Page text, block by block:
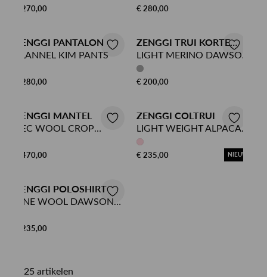
€ 270,00
€ 280,00
ZENGGI PANTALON
FLANNEL KIM PANTS
€ 280,00
ZENGGI TRUI KORTE
MOUW
LIGHT MERINO DAWSON
TOP
€ 200,00
ZENGGI MANTEL
REC WOOL CROP
€ 470,00
ZENGGI COLTRUI
LIGHT WEIGHT ALPACA
SWEATER
€ 235,00
NIEUW
ZENGGI POLOSHIRT
FINE WOOL DAWSON
€ 235,00
25 artikelen